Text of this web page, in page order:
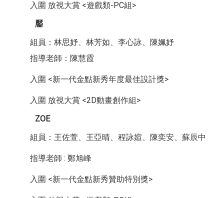
入圍 放視大賞 <遊戲類-PC組>
靨
組員：林思妤、林芳如、李心詠、陳姵妤
指導老師：陳慧霞
入圍 <新一代金點新秀年度最佳設計獎>
入圍 放視大賞 <2D動畫創作組>
ZOE
組員：王佐萱、王亞晴、程詠媗、陳奕安、蘇辰中
指導老師 : 鄭旭峰
入圍 <新一代金點新秀贊助特別獎>